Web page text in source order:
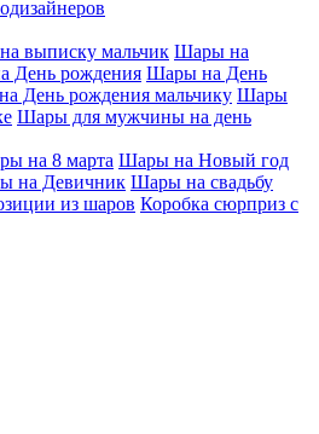
выписку мальчик Шары на
День рождения Шары на День
День рождения мальчику Шары
Шары для мужчины на день
на 8 марта Шары на Новый год
на Девичник Шары на свадьбу
из шаров Коробка сюрприз с